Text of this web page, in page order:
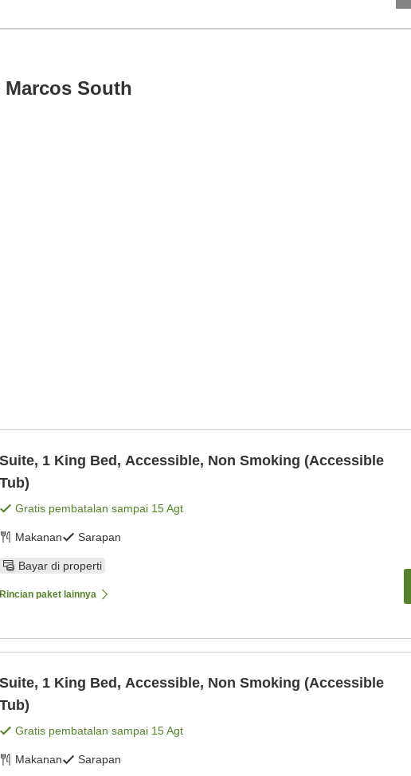
South
Suite, 1 King Bed, Accessible, Non Smoking (Accessible
Tub)
Gratis pembatalan sampai 15 Agt
Makanan Sarapan
Bayar di properti
Rincian paket lainnya
Suite, 1 King Bed, Accessible, Non Smoking (Accessible
Tub)
Gratis pembatalan sampai 15 Agt
Makanan Sarapan